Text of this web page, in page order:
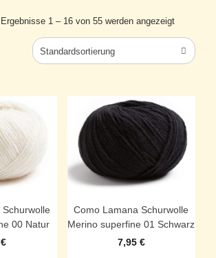
Ergebnisse 1 – 16 von 55 werden angezeigt
Standardsortierung
00 Natur
€
Como Lamana Schurwolle
Merino superfine 01 Schwarz
7,95 €